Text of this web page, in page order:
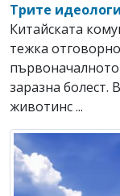
Трите
Китайската
тежка
заразна болест.
животинс ...